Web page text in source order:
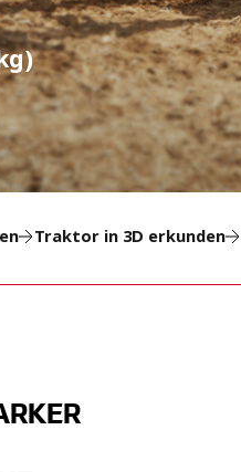
Traktor in 3D erkunden